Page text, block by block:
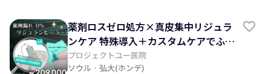
薬剤ロスゼロ処方×真皮集中リジュラ
ンケア 特殊導入＋カスタムケアでふっ
くらハリ肌へ
プロジェクトユー医院
ソウル · 弘大(ホンデ)